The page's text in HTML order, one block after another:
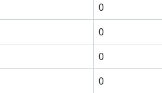
0
0
0
0